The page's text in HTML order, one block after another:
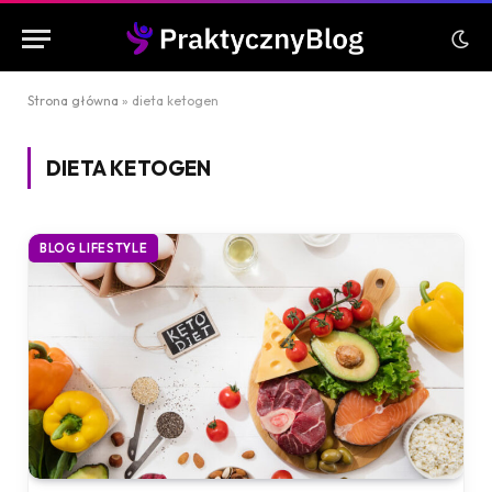
Strona główna » dieta ketogen
DIETA KETOGEN
BLOG LIFESTYLE